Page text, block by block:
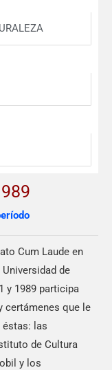
Cum Laude en
de
y 1989 participa
certámenes que le
éstas: las
de Cultura
y los